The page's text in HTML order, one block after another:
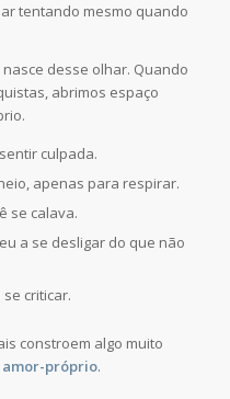
tentando mesmo quando
desse olhar. Quando
abrimos espaço
culpada.
apenas para respirar.
se calava.
a se desligar do que não
criticar.
constroem algo muito
amor-próprio.